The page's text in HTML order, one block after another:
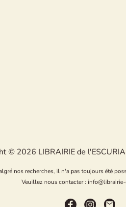
© 2026 LIBRAIRIE de
nos recherches, il n'a pas toujours été
Veuillez nous contacter :